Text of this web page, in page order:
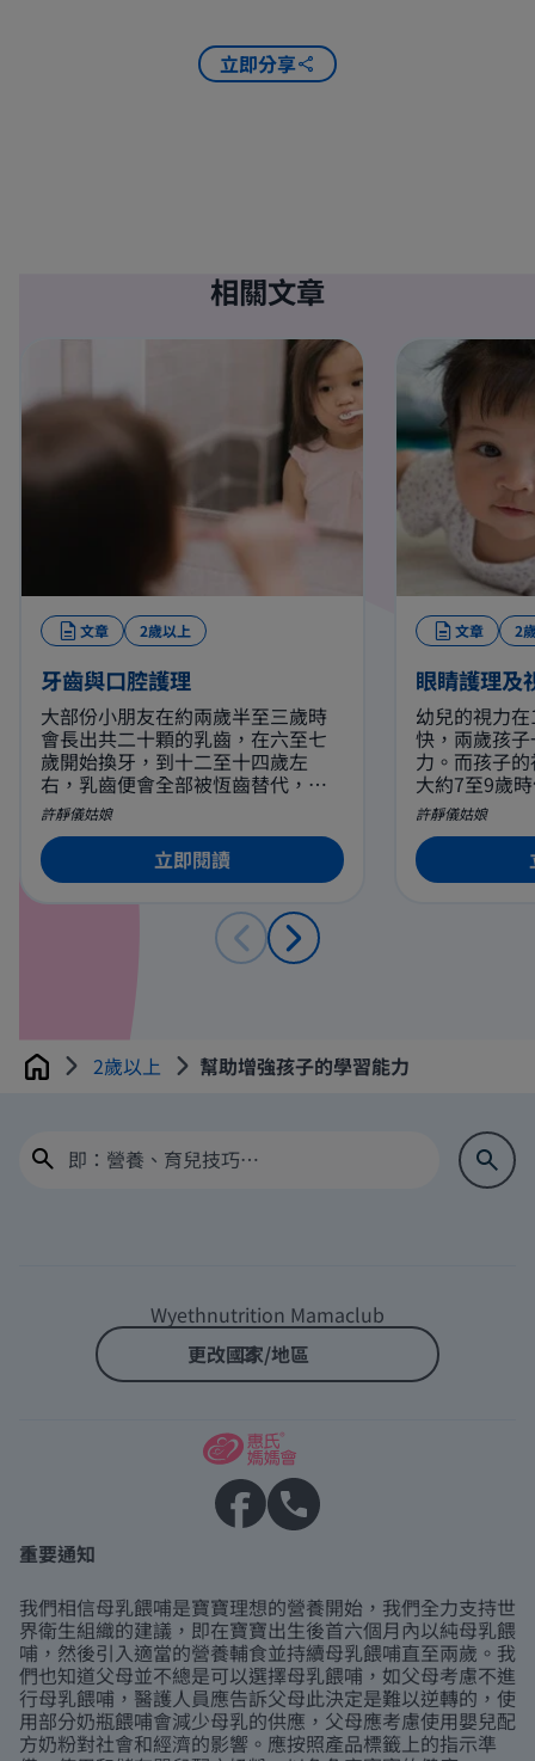
立即分享
相關文章
文章 2歲以上
牙齒與口腔護理
大部份小朋友在約兩歲半至三歲時
會長出共二十顆的乳齒，在六至七
歲開始換牙，到十二至十四歲左
右，乳齒便會全部被恆齒替代，而
恆齒一共有三十二隻。約三歲，乳
齒大致已長成。
許靜儀姑娘
立即閱讀
文章 2
眼睛護理及
幼兒的視力
快，兩歲孩
力。而孩子
大約7至9歲
力。
許靜儀姑娘
Home 2歲以上 幫助增強孩子的學習能力
Wyethnutrition Mamaclub
更改國家/地區
重要通知
我們相信母乳餵哺是寶寶理想的營養開始，我們全力支持世
界衛生組織的建議，即在寶寶出生後首六個月內以純母乳餵
哺，然後引入適當的營養輔食並持續母乳餵哺直至兩歲。我
們也知道父母並不總是可以選擇母乳餵哺，如父母考慮不進
行母乳餵哺，醫護人員應告訴父母此決定是難以逆轉的，使
用部分奶瓶餵哺會減少母乳的供應，父母應考慮使用嬰兒配
方奶粉對社會和經濟的影響。應按照產品標籤上的指示準